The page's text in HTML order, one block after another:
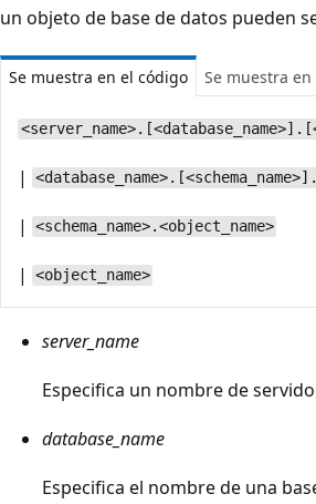
un objeto de base de datos pueden
Se muestra en el código Se muestra en
|
| <schema_name>.<object_name>
| <object_name>
server_name
Especifica un nombre de
database_name
Especifica el nombre de una